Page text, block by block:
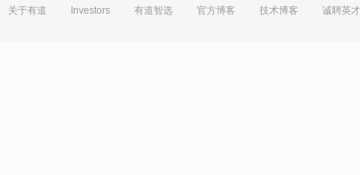
关于有道 Investors 有道智选 官方博客 技术博客 诚聘英才